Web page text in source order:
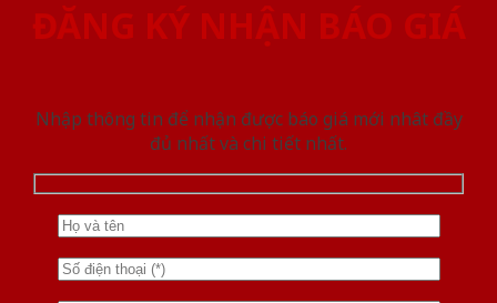
ĐĂNG KÝ NHẬN BÁO GIÁ
Nhập thông tin để nhận được báo giá mới nhât đầy
đủ nhất và chi tiết nhất.